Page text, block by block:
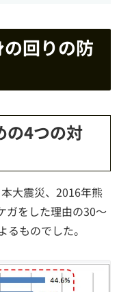
回りの防
4つの対
大震災、2016年熊
ガをした理由の30～
ものでした。